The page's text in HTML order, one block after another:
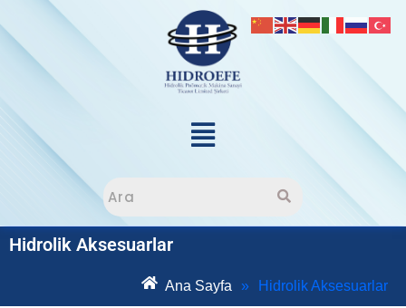
Hidrolik Aksesuarlar
Ana Sayfa » Hidrolik Aksesuarlar